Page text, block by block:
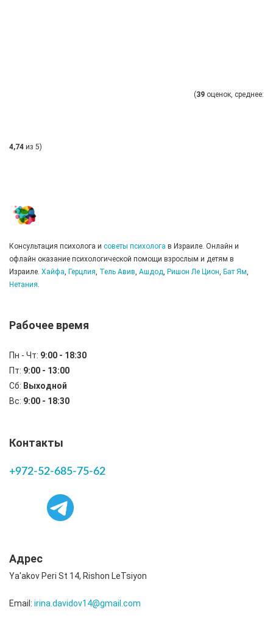
(39 оценок, среднее:
4,74 из 5)
Консультация психолога и советы психолога в Израиле. Онлайн и
офлайн оказание психологической помощи взрослым и детям в
Израиле. Хайфа, Герцлия, Тель Авив, Ашдод, Ришон Ле Цион, Бат Ям,
Нетания.
Рабочее время
Пн - Чт: 9:00 - 18:30
Пт: 9:00 - 13:00
Сб: Выходной
Вс: 9:00 - 18:30
Контакты
+972-52-685-75-62
Адрес
Ya'akov Peri St 14, Rishon LeTsiyon
Email: irina.davidov14@gmail.com